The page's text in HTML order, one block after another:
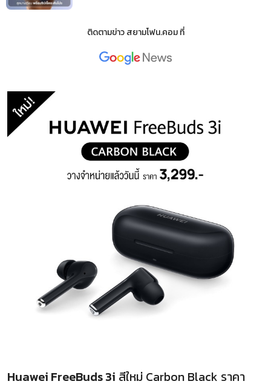
ติดตามข่าวสยามโฟน.คอมที่
Huawei FreeBuds 3i สีใหม่ Carbon Black ราคา